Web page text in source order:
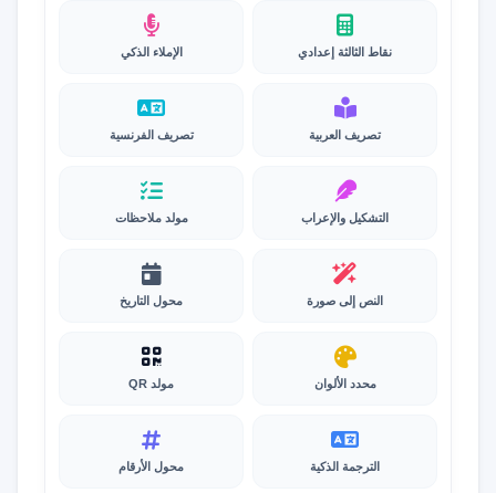
نقاط الثالثة إعدادي الإملاء الذكي
تصريف العربية تصريف الفرنسية
التشكيل والإعراب مولد ملاحظات
النص إلى صورة محول التاريخ
محدد الألوان مولد QR
الترجمة الذكية محول الأرقام